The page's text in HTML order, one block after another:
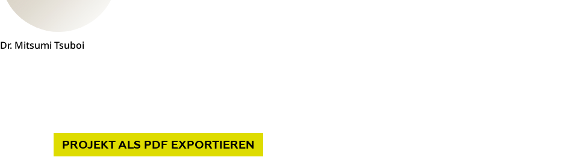
Dr. Mitsumi Tsuboi
PROJEKTALS PDF EXPORTIEREN